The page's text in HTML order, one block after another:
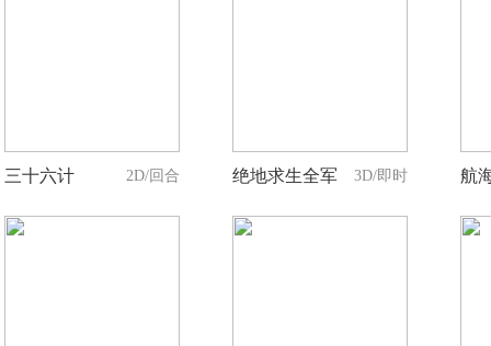
2D/回合
三十六计 3D/即时
绝地求生全军 航